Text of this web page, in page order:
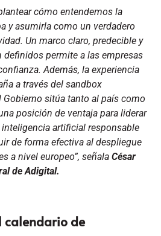
cómo entendemos la
y asumirla como un verdadero
Un marco claro, predecible y
definidos permite a las empresas
Además, la experiencia
a través del sandbox
Gobierno sitúa tanto al país como
posición de ventaja para liderar
artificial responsable
de forma efectiva al despliegue
a nivel europeo”, señalaCésar
de Adigital.
calendario de